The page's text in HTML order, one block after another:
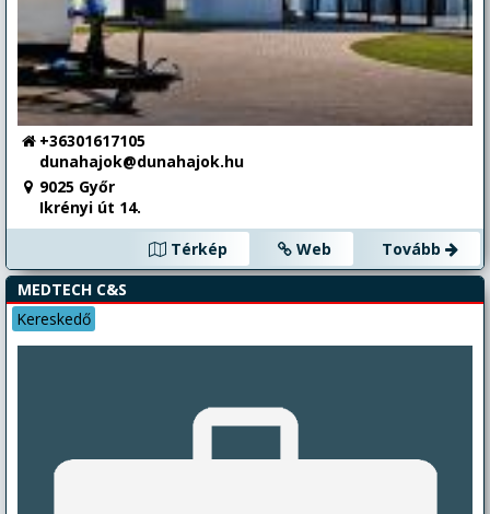
+36301617105
dunahajok@dunahajok.hu
9025 Győr
Ikrényi út 14.
Térkép
Web
Tovább
MEDTECH C&S
Kereskedő